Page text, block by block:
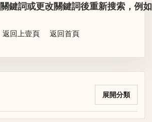
展開分類
鍵詞或更改關鍵詞後重新搜索，例
返回上壹頁 返回首頁